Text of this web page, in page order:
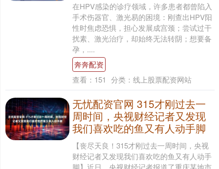
在HPV感染的诊疗领域，许多患者都曾陷入
手术伤器官、激光易的困境：刚查出HPV阳
性时焦虑恐惧，担心发展成宫颈；尝试过干
扰素、激光治疗，却始终无法转阴；想要备
孕，....
奔奔配资
查看： 151 分类： 线上股票配资网站
无忧配资官网 315才刚过去一
周时间，央视财经记者又发现
我们喜欢吃的鱼又有人动手脚
【丧尽天良！315才刚过去一周时间，央视
财经记者又发现我们喜欢吃的鱼又有人动手
脚】近日，央视财经记者报道了重庆某地市